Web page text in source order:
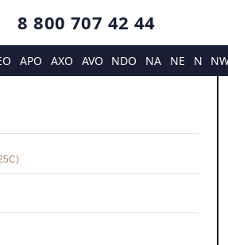
8 800 707 42 44
APO AXO AVO NDO NA NE N